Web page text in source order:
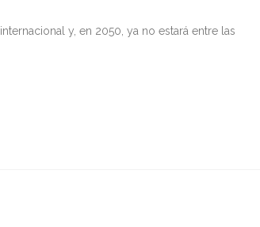
y, en 2050, ya no estará entre las